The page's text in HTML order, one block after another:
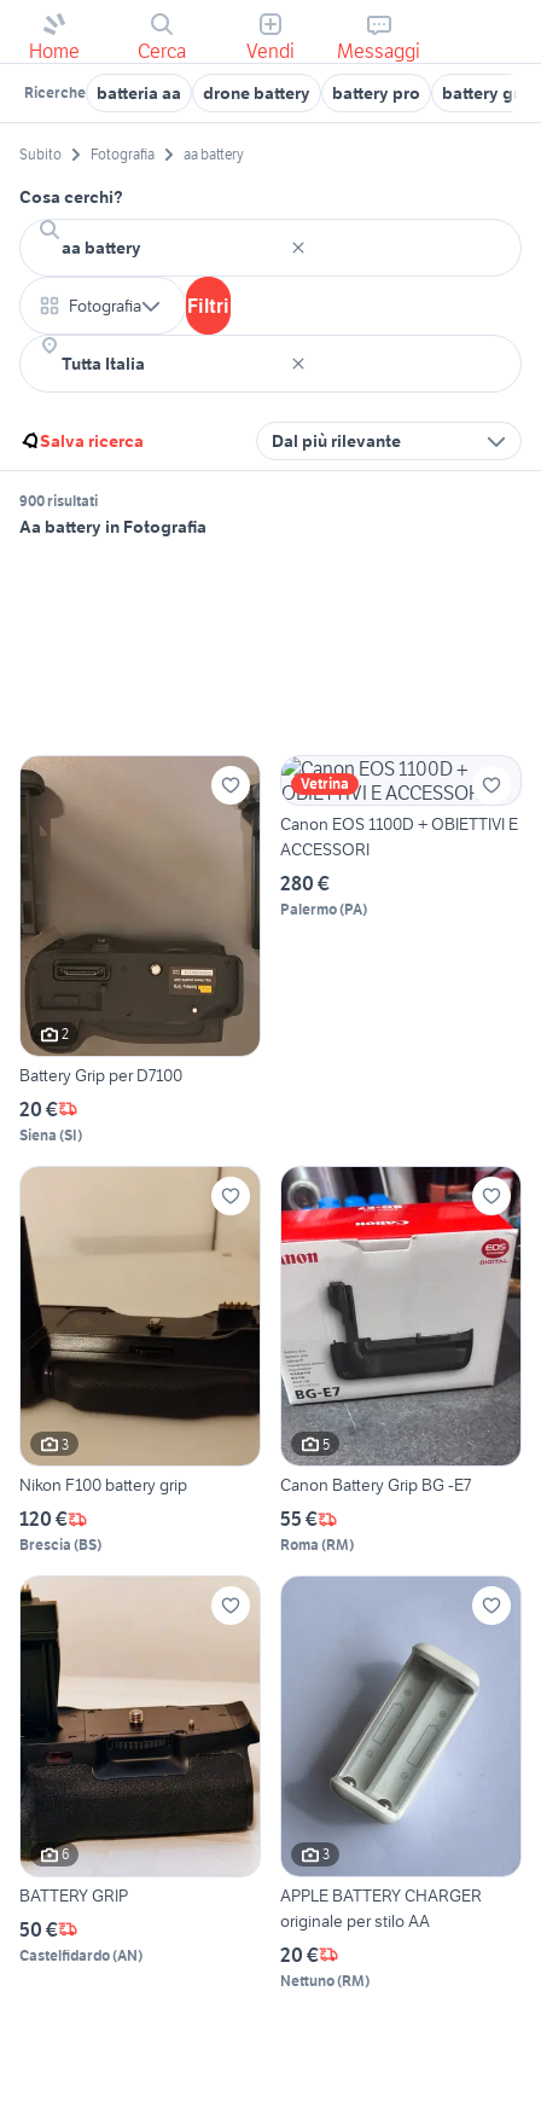
Home Cerca Vendi Messaggi
Ricerche batteria aa drone battery battery pro battery grip
Subito Fotografia aa battery
Cosa cerchi?
Fotografia Filtri
Salva ricerca Dal più rilevante
900 risultati
Aa battery in Fotografia
2
Battery Grip per D7100
20 €
Siena (SI)
Vetrina
Canon EOS 1100D + OBIETTIVI E
ACCESSORI
280 €
Palermo(PA)
3
Nikon F100 battery grip
120 €
Brescia (BS)
5
Canon Battery Grip BG -E7
55 €
Roma (RM)
6
BATTERY GRIP
50 €
Castelfidardo(AN)
3
APPLE BATTERY CHARGER
originale per stilo AA
20 €
Nettuno(RM)